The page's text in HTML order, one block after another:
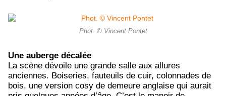
Phot. © Vincent Pontet
Une auberge décalée
La scène dévoile une grande salle aux allures
anciennes. Boiseries, fauteuils de cuir, colonnades de
bois, une version cosy de demeure anglaise qui aurait